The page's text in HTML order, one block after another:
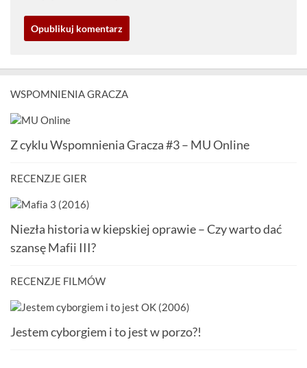
WSPOMNIENIA GRACZA
Z cyklu Wspomnienia Gracza #3 – MU Online
RECENZJE GIER
Niezła historia w kiepskiej oprawie – Czy warto dać
szansę Mafii III?
RECENZJE FILMÓW
Jestem cyborgiem i to jest w porzo?!